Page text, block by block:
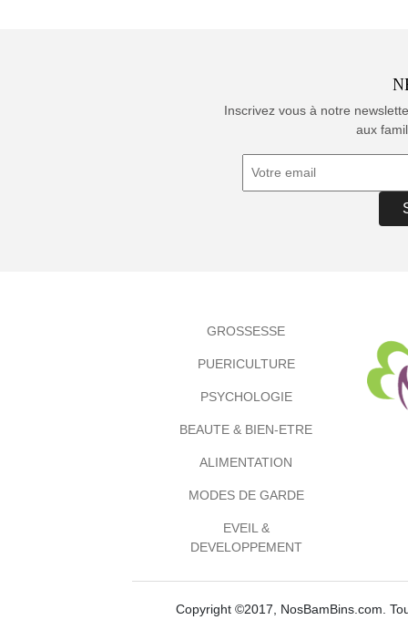
Inscrivez vous à notre
aux
GROSSESSE
PUERICULTURE
PSYCHOLOGIE
BEAUTE & BIEN-ETRE
ALIMENTATION
MODES DE GARDE
EVEIL &
DEVELOPPEMENT
Copyright ©2017, NosBamBins.com.